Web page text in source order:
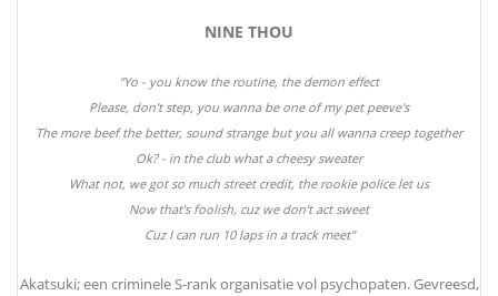
NINE THOU
"Yo - you know the routine, the demon effect
Please, don't step, you wanna be one of my pet peeve's
The more beef the better, sound strange but you all wanna creep together
Ok? - in the club what a cheesy sweater
What not, we got so much street credit, the rookie police let us
Now that's foolish, cuz we don't act sweet
Cuz I can run 10 laps in a track meet"
Akatsuki; een criminele S-rank organisatie vol psychopaten. Gevreesd,